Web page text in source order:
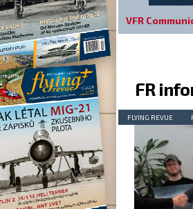
FR
FLYING REVUE
VFR